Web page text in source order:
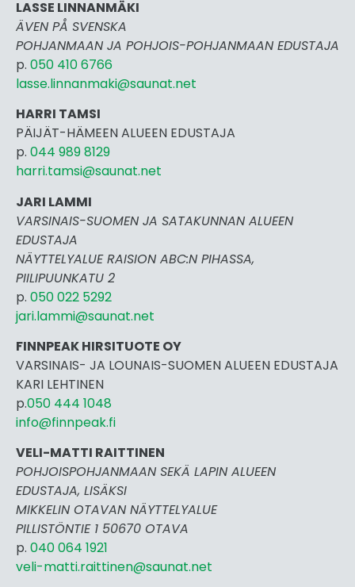
LASSE LINNANMÄKI
ÄVEN PÅ SVENSKA
POHJANMAAN JA POHJOIS-POHJANMAAN EDUSTAJA
p. 050 410 6766
lasse.linnanmaki@saunat.net
HARRI TAMSI
PÄIJÄT-HÄMEEN ALUEEN EDUSTAJA
p. 044 989 8129
harri.tamsi@saunat.net
JARI LAMMI
VARSINAIS-SUOMEN JA SATAKUNNAN ALUEEN
EDUSTAJA
NÄYTTELYALUE RAISION ABC:N PIHASSA,
PIILIPUUNKATU 2
p. 050 022 5292
jari.lammi@saunat.net
FINNPEAK HIRSITUOTE OY
VARSINAIS- JA LOUNAIS-SUOMEN ALUEEN EDUSTAJA
KARI LEHTINEN
p.050 444 1048
info@finnpeak.fi
VELI-MATTI RAITTINEN
POHJOISPOHJANMAAN SEKÄ LAPIN ALUEEN
EDUSTAJA, LISÄKSI
MIKKELIN OTAVAN NÄYTTELYALUE
PILLISTÖNTIE 1 50670 OTAVA
p. 040 064 1921
veli-matti.raittinen@saunat.net